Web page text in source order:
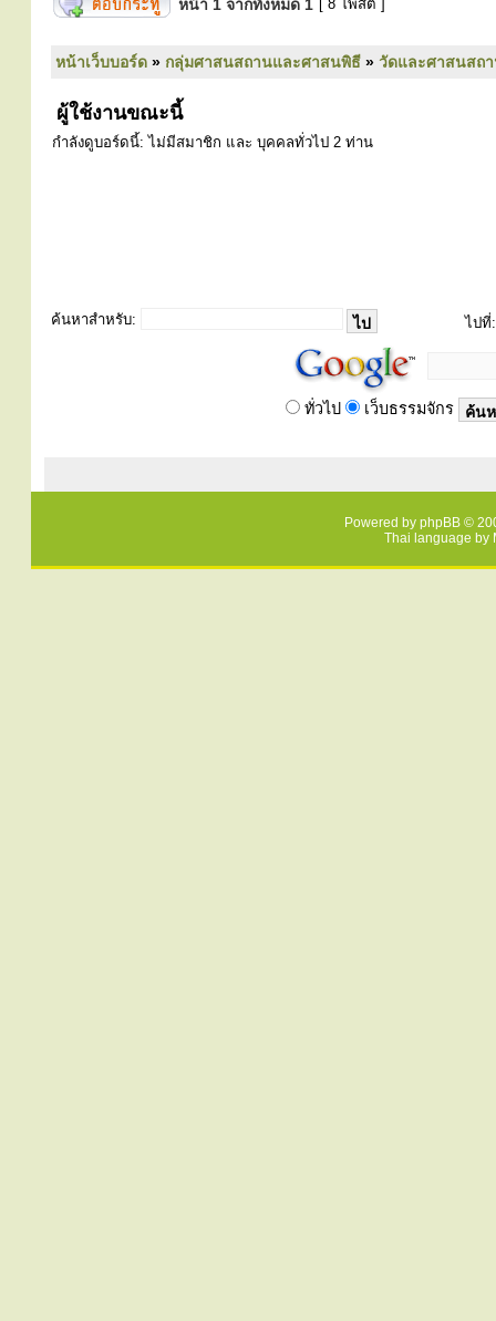
หน้า 1 จากทั้งหมด 1 [ 8 โพสต์ ]
หน้าเว็บบอร์ด » กลุ่มศาสนสถานและศาสนพิธี » วัดและศาสนสถ
ผู้ใช้งานขณะนี้
กำลังดูบอร์ดนี้: ไม่มีสมาชิก และ บุคคลทั่วไป 2 ท่าน
ค้นหาสำหรับ: ไปที่:
ทั่วไป เว็บธรรมจักร
Powered by phpBB ©
Thai language by